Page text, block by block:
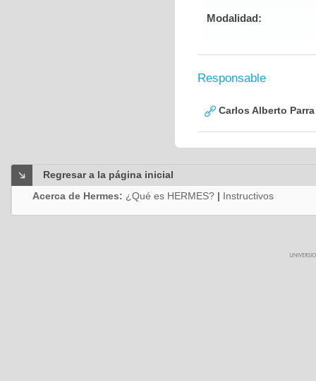
Modalidad:
Responsable
Carlos Alberto
Regresar a la página inicial
Acerca de Hermes: ¿Qué es HERMES? | Instructivos